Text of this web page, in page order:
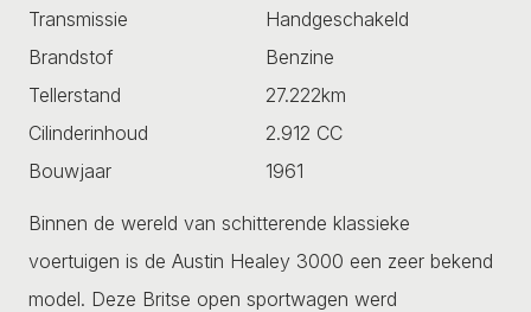
Transmissie
Handgeschakeld
Brandstof
Benzine
Tellerstand
27.222km
Cilinderinhoud
2.912 CC
Bouwjaar
1961
Binnen de wereld van schitterende klassieke
voertuigen is de Austin Healey 3000 een zeer bekend
model. Deze Britse open sportwagen werd